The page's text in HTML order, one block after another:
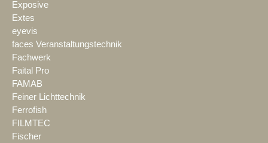
Exposive
Extes
eyevis
faces Veranstaltungstechnik
Fachwerk
Faital Pro
FAMAB
Feiner Lichttechnik
Ferrofish
FILMTEC
Fischer